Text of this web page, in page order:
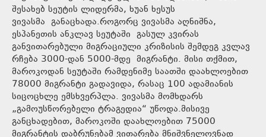
შესახებ სეუტის ლიდერმა, ხუან ხესუს
ვივასმა განაცხადა.როგორც ვივასმა აღნიშნა,
ესპანეთის ანკლავ სეუტაში გასულ კვირას
განვითარებული მიგრაციული კრიზისის შემდეგ კვლავ
რჩება 3000-დან 5000-მდე მიგრანტი. მისი თქმით,
მაროკოდან სეუტაში რამდენიმე საათში დაახლოებით
78000 მიგრანტი გადავიდა, რასაც 100 ადამიანის
სიცოცხლე ემსხვერპლა. ვივასმა მომხდარს
„გამოუსწორებელი ტრაგედია“ უწოდა.მისივე
განცხადებით, მაროკოში დაახლოებით 75000
მიგრანტის დაბრუნებამ ვითარება მნიშვნელოვნად